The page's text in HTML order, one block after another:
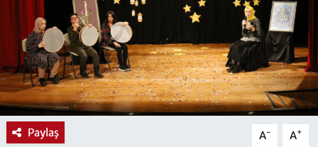
Paylaş A- A+